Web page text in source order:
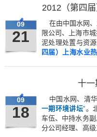
2012（第四
09
21
在由中国水网
限公司、上海市
泥处理处置与资
四届）上海水业
模式—技术路线—
十
09
18
中国水网、清
一期环境讲坛”。
车伍、中持水务
分公司经理、高